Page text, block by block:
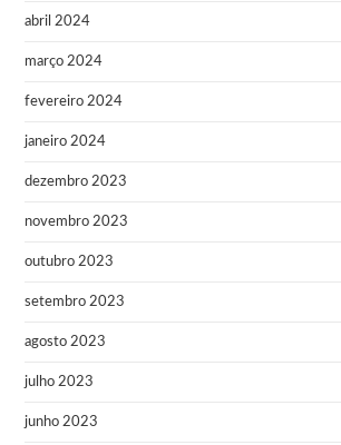
abril 2024
março 2024
fevereiro 2024
janeiro 2024
dezembro 2023
novembro 2023
outubro 2023
setembro 2023
agosto 2023
julho 2023
junho 2023